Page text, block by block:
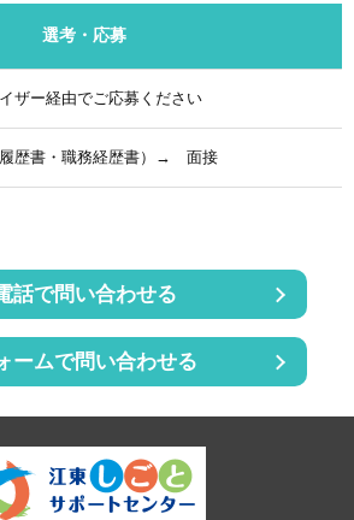
選考・応募
ザー経由でご応募ください
歴書・職務経歴書）→ 面接
話で問い合わせる
ームで問い合わせる